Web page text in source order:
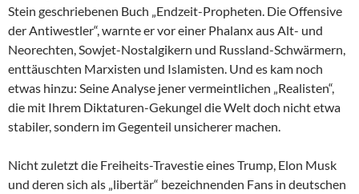
Stein geschriebenen Buch „Endzeit-Propheten. Die Offensive
der Antiwestler“, warnte er vor einer Phalanx aus Alt- und
Neorechten, Sowjet-Nostalgikern und Russland-Schwärmern,
enttäuschten Marxisten und Islamisten. Und es kam noch
etwas hinzu: Seine Analyse jener vermeintlichen „Realisten“,
die mit Ihrem Diktaturen-Gekungel die Welt doch nicht etwa
stabiler, sondern im Gegenteil unsicherer machen.
Nicht zuletzt die Freiheits-Travestie eines Trump, Elon Musk
und deren sich als „libertär“ bezeichnenden Fans in deutschen